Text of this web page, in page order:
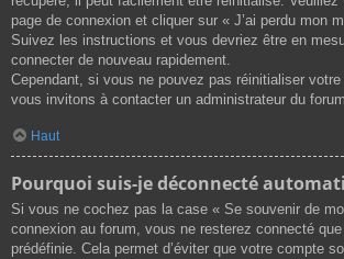
page de connexion et cliquer sur « J’ai perdu mon
Suivez les instructions et vous devriez être en
connecter de nouveau rapidement.
Cependant, si vous ne pouvez pas réinitialiser
vous invitons à contacter un administrateur du forum.
Haut
Pourquoi suis-je déconnecté
Si vous ne cochez pas la case « Se souvenir de
connexion au forum, vous ne resterez connecté
prédéfinie. Cela permet d’éviter que votre compte